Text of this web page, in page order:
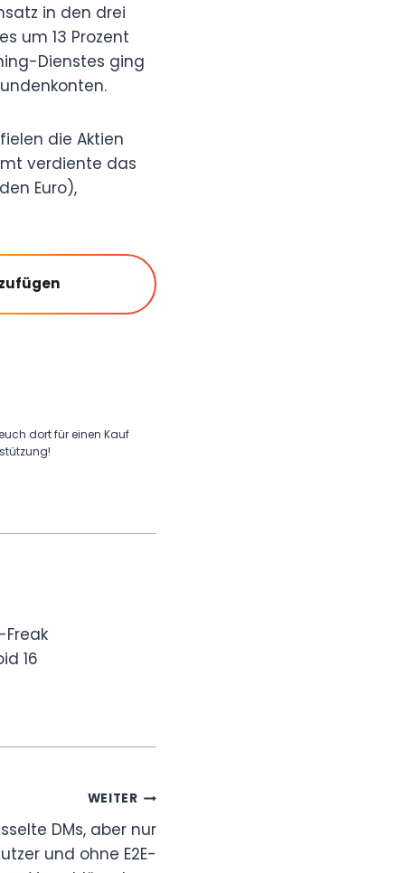
in den drei
um 13 Prozent
Dienstes ging
die Aktien
verdiente das
Euro),
dort für einen Kauf
16
WEITER
DMs, aber nur
und ohne E2E-